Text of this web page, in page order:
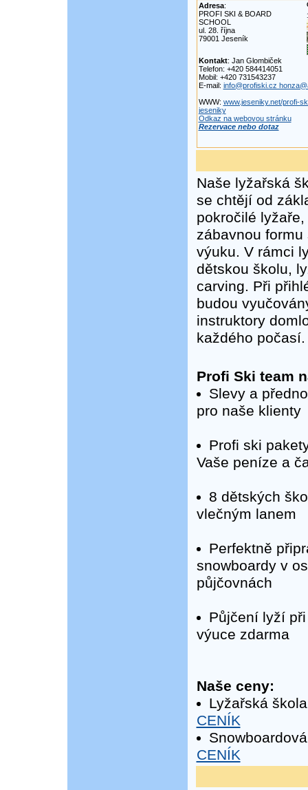
Adresa:
PROFI SKI & BOARD
SCHOOL
ul. 28. října
79001 Jeseník
Kontakt: Jan Glombiček
Telefon: +420 584414051
Mobil: +420 731543237
E-mail: info@profiski.cz
WWW: www.jeseniky.net/profi-
jeseniky
Odkaz na webovou stránku
Rezervace nebo dotaz
Naše lyžařská
se chtějí od
pokročilé
zábavnou
výuku. V rámci
dětskou školu,
carving. Při
budou
instruktory
každého počasí.
Profi Ski team
Slevy a
pro naše klienty
Profi ski
Vaše peníze a
8 dětských
vlečným lanem
Perfektně
snowboardy v
půjčovnách
Půjčení lyží
výuce zdarma
Naše ceny:
Lyžařská
CENÍK
CENÍK